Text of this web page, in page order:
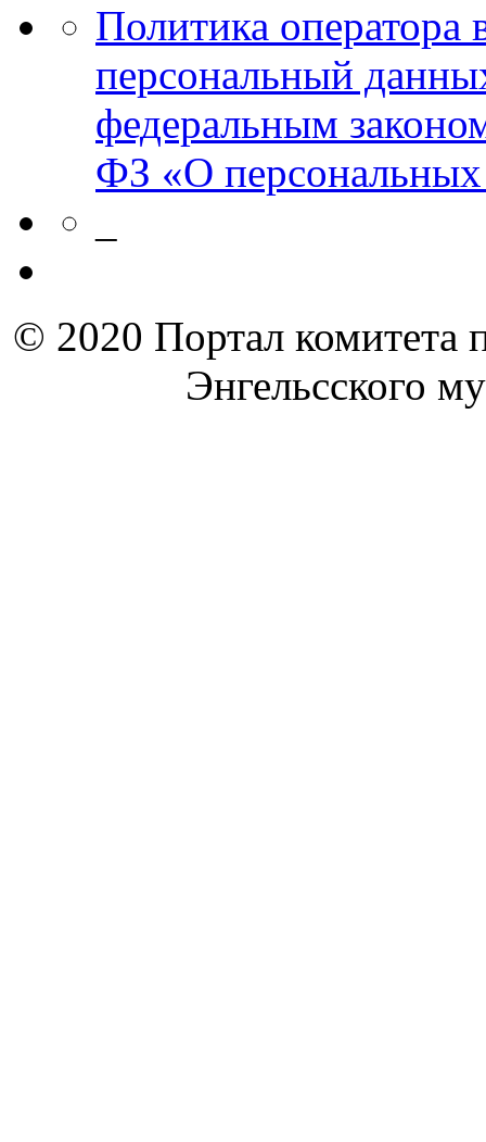
Политика оператора
персональный
федеральным
ФЗ «О
© 2020 Портал комитета
Энгельсского